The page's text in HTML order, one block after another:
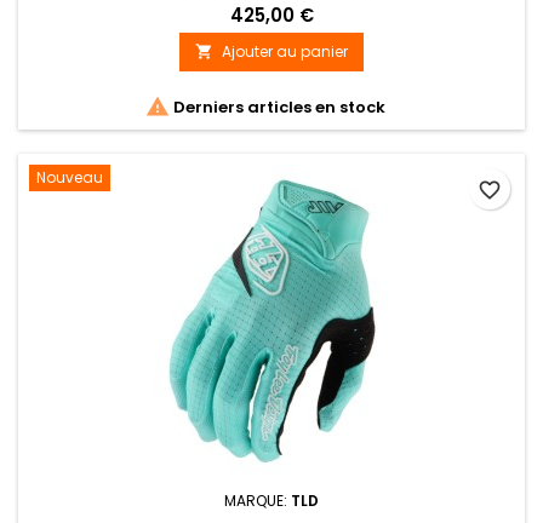
425,00 €
 Ajouter au panier
 Derniers articles en stock
Nouveau
MARQUE: TLD
favorite_border